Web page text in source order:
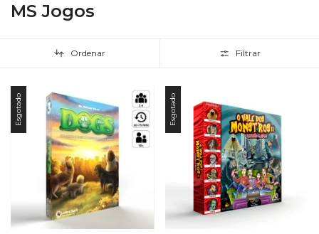
MS Jogos
Ordenar Filtrar
Esgotado Esgotado